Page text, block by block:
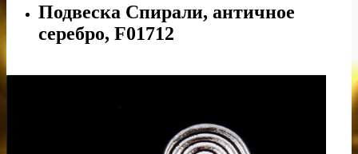
Подвеска Спирали, античное
серебро, F01712